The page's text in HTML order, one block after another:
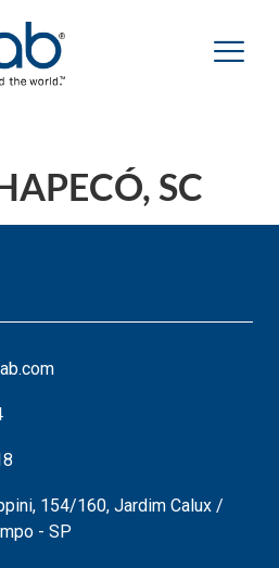
SC
154/160, Jardim Calux /
- SP